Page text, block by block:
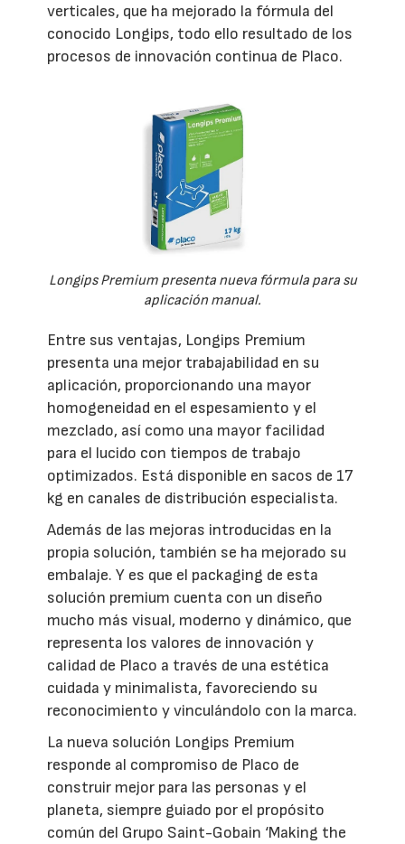
verticales, que ha mejorado la fórmula del
conocido Longips, todo ello resultado de los
procesos de innovación continua de Placo.
Longips Premium presenta nueva fórmula para su
aplicación manual.
Entre sus ventajas, Longips Premium
presenta una mejor trabajabilidad en su
aplicación, proporcionando una mayor
homogeneidad en el espesamiento y el
mezclado, así como una mayor facilidad
para el lucido con tiempos de trabajo
optimizados. Está disponible en sacos de 17
kg en canales de distribución especialista.
Además de las mejoras introducidas en la
propia solución, también se ha mejorado su
embalaje. Y es que el packaging de esta
solución premium cuenta con un diseño
mucho más visual, moderno y dinámico, que
representa los valores de innovación y
calidad de Placo a través de una estética
cuidada y minimalista, favoreciendo su
reconocimiento y vinculándolo con la marca.
La nueva solución Longips Premium
responde al compromiso de Placo de
construir mejor para las personas y el
planeta, siempre guiado por el propósito
común del Grupo Saint-Gobain ‘Making the